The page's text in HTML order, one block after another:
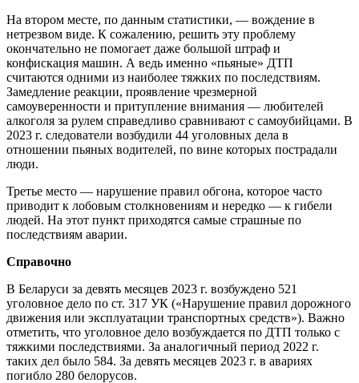
На втором месте, по данным статистики, — вождение в
нетрезвом виде. К сожалению, решить эту проблему
окончательно не помогает даже большой штраф и
конфискация машин. А ведь именно «пьяные» ДТП
считаются одними из наиболее тяжких по последствиям.
Замедление реакции, проявление чрезмерной
самоуверенности и притупление внимания — любителей
алкоголя за рулем справедливо сравнивают с самоубийцами. В
2023 г. следователи возбудили 44 уголовных дела в
отношении пьяных водителей, по вине которых пострадали
люди.
Третье место — нарушение правил обгона, которое часто
приводит к лобовым столкновениям и нередко — к гибели
людей. На этот пункт приходятся самые страшные по
последствиям аварии.
Справочно
В Беларуси за девять месяцев 2023 г. возбуждено 521
уголовное дело по ст. 317 УК («Нарушение правил дорожного
движения или эксплуатации транспортных средств»). Важно
отметить, что уголовное дело возбуждается по ДТП только с
тяжкими последствиями. За аналогичный период 2022 г.
таких дел было 584. За девять месяцев 2023 г. в авариях
погибло 280 белорусов.